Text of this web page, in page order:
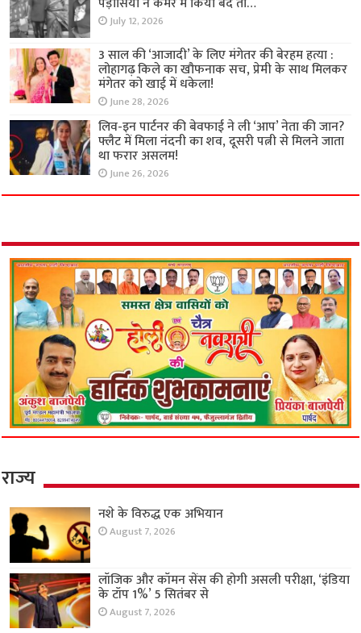
July 12, 2026
3 साल की ‘आजादी’ के लिए मंगेतर की बेरहम हत्या :
लोहागढ़ किले का खौफनाक सच, प्रेमी के साथ मिलकर
मंगेतर को खाई में धकेला!
June 28, 2026
लिव-इन पार्टनर की बेवफाई ने ली ‘आप’ नेता की जान?
फ्लैट में मिला नंदनी का शव, दूसरी पत्नी से मिलने जाता
था फरार असलम!
June 26, 2026
राज्य
नशे के विरुद्ध एक अभियान
August 7, 2026
लॉजिक और कॉमन सेंस की होगी असली परीक्षा, ‘इंडिया
के टॉप 1%’ 5 सितंबर से
August 7, 2026